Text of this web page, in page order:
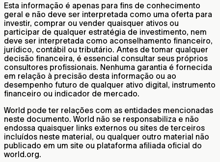
Esta informação é apenas para fins de conhecimento
geral e não deve ser interpretada como uma oferta para
investir, comprar ou vender quaisquer ativos ou
participar de qualquer estratégia de investimento, nem
deve ser interpretada como aconselhamento financeiro,
jurídico, contábil ou tributário. Antes de tomar qualquer
decisão financeira, é essencial consultar seus próprios
consultores profissionais. Nenhuma garantia é fornecida
em relação à precisão desta informação ou ao
desempenho futuro de qualquer ativo digital, instrumento
financeiro ou indicador de mercado.
World pode ter relações com as entidades mencionadas
neste documento. World não se responsabiliza e não
endossa quaisquer links externos ou sites de terceiros
incluídos neste material, ou qualquer outro material não
publicado em um site ou plataforma afiliada oficial do
world.org.